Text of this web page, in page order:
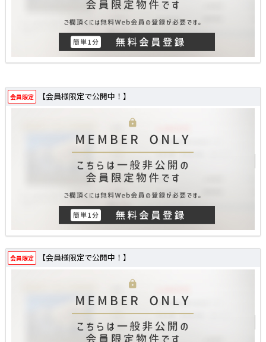
会員限定 【会員様限定で公開中！】
会員限定 【会員様限定で公開中！】